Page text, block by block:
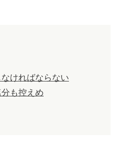
ければならない
も控えめ